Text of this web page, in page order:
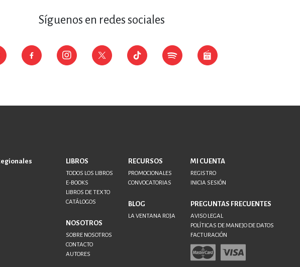
Síguenos en redes sociales
LIBROS
TODOS LOS LIBROS
E-BOOKS
LIBROS DE TEXTO
CATÁLOGOS
NOSOTROS
SOBRE NOSOTROS
CONTACTO
AUTORES
RECURSOS
PROMOCIONALES
CONVOCATORIAS
BLOG
LA VENTANA ROJA
MI CUENTA
REGISTRO
INICIA SESIÓN
PREGUNTAS FRECUENTES
AVISO LEGAL
POLÍTICAS DE MANEJO DE DATOS
FACTURACIÓN